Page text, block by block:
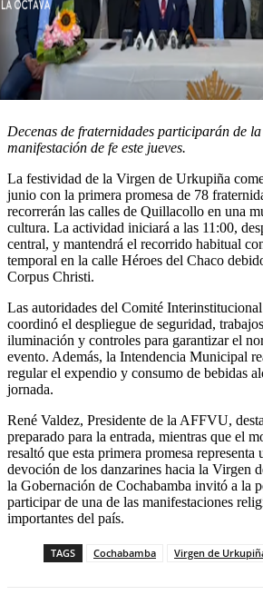
Decenas de fraternidades participarán de
manifestación de fe este jueves.
La festividad de la Virgen de Urkupiña
junio con la primera promesa de 78
recorrerán las calles de Quillacollo en una
cultura. La actividad iniciará a las 11:00,
central, y mantendrá el recorrido habitual
temporal en la calle Héroes del Chaco
Corpus Christi.
Las autoridades del Comité
coordinó el despliegue de seguridad,
iluminación y controles para garantizar el
evento. Además, la Intendencia Municipal
regular el expendio y consumo de bebidas
jornada.
René Valdez, Presidente de la AFFVU,
preparado para la entrada, mientras que el
resaltó que esta primera promesa representa
devoción de los danzarines hacia la Virgen
la Gobernación de Cochabamba invitó a la
participar de una de las manifestaciones
importantes del país.
TAGS Cochabamba Virgen de